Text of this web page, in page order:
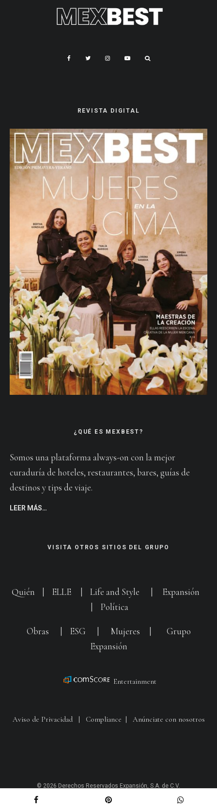
REVISTA DIGITAL
¿QUÉ ES MEXBEST?
Somos una plataforma always-on con la mejor
curaduría de hoteles, restaurantes, bares, guías de
destinos y tips de viaje.
LEER MÁS…
VISITA OTROS SITIOS DEL GRUPO
Quién ELLE Life and Style
Expansión
Política
Obras ESG Mujeres
Grupo
Expansión
Entertainment
Aviso de Privacidad| Compliance | Anúnciate con nosotros
© 2026 Derechos Reservados Expansión, S.A. de C.V.